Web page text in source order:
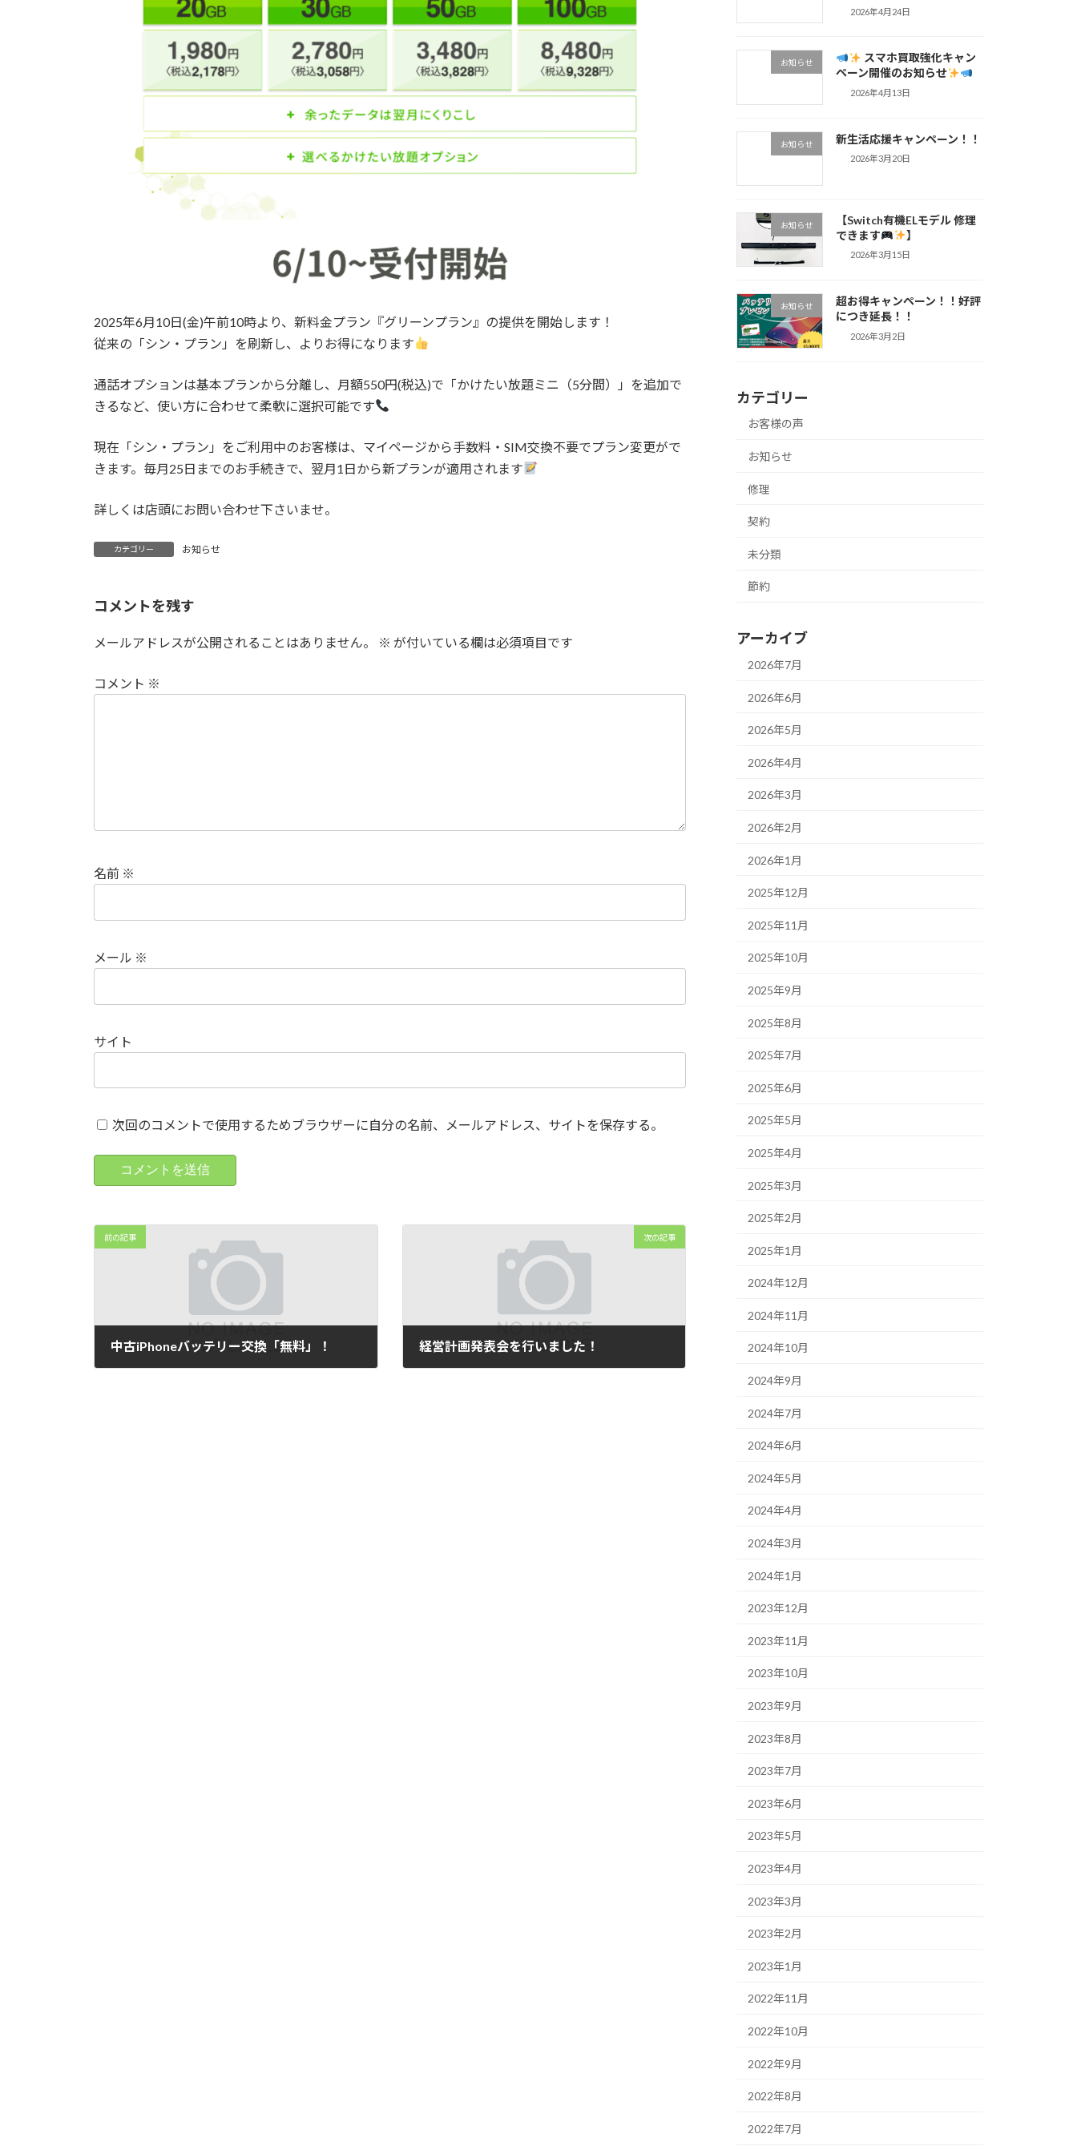
2025年6月10日(金)午前10時より、新料金プラン『グリーンプラン』の提供を開始します！
従来の「シン・プラン」を刷新し、よりお得になります
通話オプションは基本プランから分離し、月額550円(税込)で「かけたい放題ミニ（5分間）」を追加で
きるなど、使い方に合わせて柔軟に選択可能です
現在「シン・プラン」をご利用中のお客様は、マイページから手数料・SIM交換不要でプラン変更がで
きます。毎月25日までのお手続きで、翌月1日から新プランが適用されます
詳しくは店頭にお問い合わせ下さいませ。
カテゴリー お知らせ
コメントを残す
メールアドレスが公開されることはありません。 ※ が付いている欄は必須項目です
コメント ※
名前 ※
メール ※
サイト
次回のコメントで使用するためブラウザーに自分の名前、メールアドレス、サイトを保存する。
前の記事
中古iPhoneバッテリー交換「無料」！
次の記事
経営計画発表会を行いました！
2026年4月24日
お知らせ
スマホ買取強化キャン
ペーン開催のお知らせ
2026年4月13日
お知らせ 新生活応援キャンペーン！！
2026年3月20日
お知らせ
【Switch有機ELモデル 修理
できます
】
2026年3月15日
お知らせ
超お得キャンペーン！！好評
につき延長！！
2026年3月2日
カテゴリー
お客様の声
お知らせ
修理
契約
未分類
節約
アーカイブ
2026年7月
2026年6月
2026年5月
2026年4月
2026年3月
2026年2月
2026年1月
2025年12月
2025年11月
2025年10月
2025年9月
2025年8月
2025年7月
2025年6月
2025年5月
2025年4月
2025年3月
2025年2月
2025年1月
2024年12月
2024年11月
2024年10月
2024年9月
2024年7月
2024年6月
2024年5月
2024年4月
2024年3月
2024年1月
2023年12月
2023年11月
2023年10月
2023年9月
2023年8月
2023年7月
2023年6月
2023年5月
2023年4月
2023年3月
2023年2月
2023年1月
2022年11月
2022年10月
2022年9月
2022年8月
2022年7月